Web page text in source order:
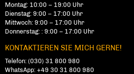
Montag: 10:00 – 19:00 Uhr
Dienstag: 9:00 – 17:00 Uhr
Mittwoch: 9:00 – 17:00 Uhr
Donnerstag: : 9:00 – 17:00 Uhr
KONTAKTIEREN SIE MICH GERNE!
Telefon: (030) 31 800 980
WhatsApp: +49 30 31 800 980